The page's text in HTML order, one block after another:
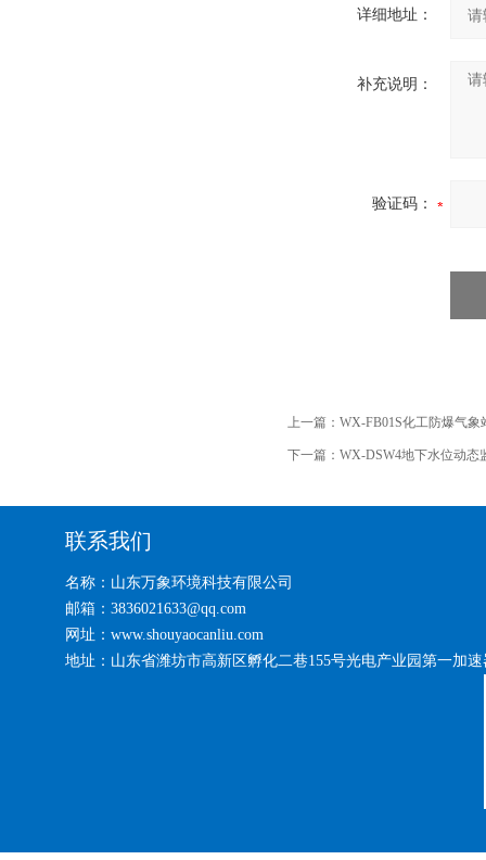
详细地址：
补充说明：
验证码：
上一篇： WX-FB01S化工防爆气象
下一篇： WX-DSW4地下水位动态
联系我们
名称：山东万象环境科技有限公司
邮箱：3836021633@qq.com
网址：www.shouyaocanliu.com
地址：山东省潍坊市高新区孵化二巷155号光电产业园第一加